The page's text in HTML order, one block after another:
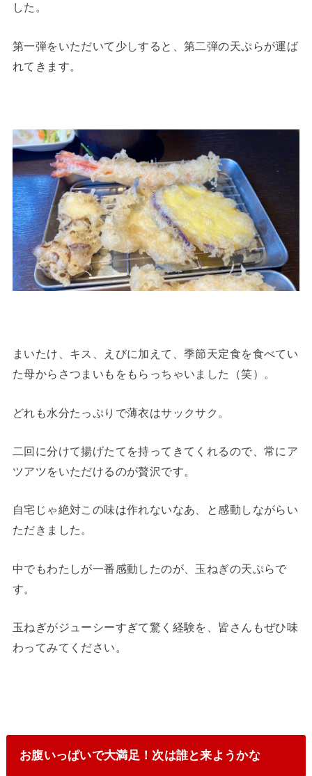
した。
第一弾をいただいて少しすると、第二弾の天ぷらが運ば
れてきます。
まいたけ、キス、えびに加えて、季節天定食を食べてい
た母からさつまいもをもらっちゃいました（笑）。
どれも水分たっぷりで薄衣はサックサク。
二回に分けて揚げたてを持ってきてくれるので、常にア
ツアツをいただけるのが贅沢です。
自宅じゃ絶対この味は作れないなあ、と感動しながらい
ただきました。
中でもわたしが一番感動したのが、玉ねぎの天ぷらで
す。
玉ねぎがジューシーすぎて驚く経験を、皆さんもぜひ味
わってみてください。
お腹いっぱいで大満足！次は誰と来ようかな